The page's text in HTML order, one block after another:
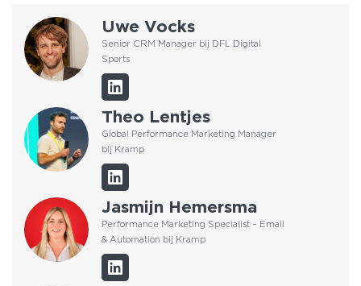
Uwe Vocks
Senior CRM Manager bij DFL Digital
Sports
Theo Lentjes
Global Performance Marketing Manager
bij Kramp
Jasmijn Hemersma
Performance Marketing Specialist – Email
& Automation bij Kramp